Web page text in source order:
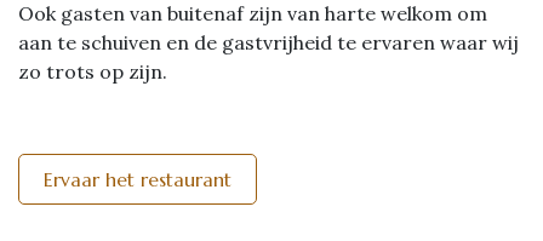
Ook gasten van buitenaf zijn van harte welkom om
aan te schuiven en de gastvrijheid te ervaren waar wij
zo trots op zijn.
Ervaar het restaurant